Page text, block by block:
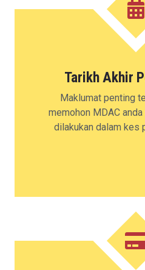
Tarikh Akhir
Maklumat penting
memohon MDAC
dilakukan dalam kes